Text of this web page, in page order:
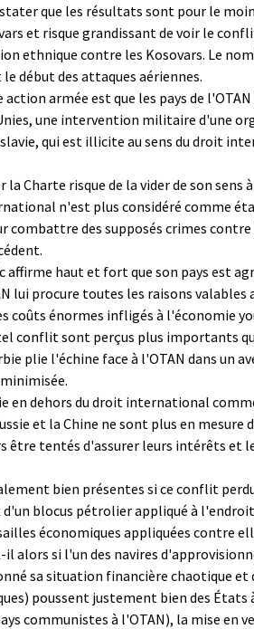
que les résultats sont pour le
et risque grandissant de voir le
ethnique contre les Kosovars. Le
début des attaques aériennes.
armée est que les pays de
une intervention militaire d'une
qui est illicite au sens du droit
Charte risque de la vider de son
n'est plus considéré comme
des supposés crimes
affirme haut et fort que son pays est
lui procure toutes les raisons valables
coûts énormes infligés à l'économie
conflit sont perçus plus importants
plie l'échine face à l'OTAN dans
dehors du droit international
et la Chine ne sont plus en
être tentés d'assurer leurs intérêts
bien présentes si ce conflit
blocus pétrolier appliqué à
économiques appliquées contre
alors si l'un des navires
sa situation financière chaotique
poussent justement bien des États
communistes à l'OTAN), la mise en